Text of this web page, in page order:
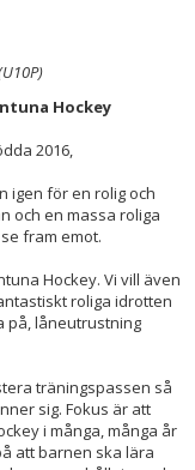
Hockey
2016,
igen för en rolig och
och en massa roliga
fram emot.
Hockey. Vi vill även
roliga idrotten
på, låneutrustning
träningspassen så
sig. Fokus är att
i många, många år
att barnen ska lära